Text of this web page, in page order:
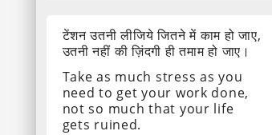
टेंशन उतनी लीजिये जितने में काम हो जाए,
उतनी नहीं की ज़िंदगी ही तमाम हो जाए।
Take as much stress as you
need to get your work done,
not so much that your life
gets ruined.